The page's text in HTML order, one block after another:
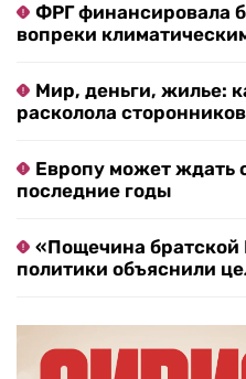
ФРГ финансировала
вопреки
Мир, деньги, жилье:
расколола
Европу может ждать
последние годы
«Пощечина братской
политики объяснили